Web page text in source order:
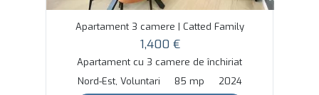
Apartament 3 camere | Catted Family
1,400 €
Apartament cu 3 camere de închiriat
Nord-Est, Voluntari
85 mp 2024